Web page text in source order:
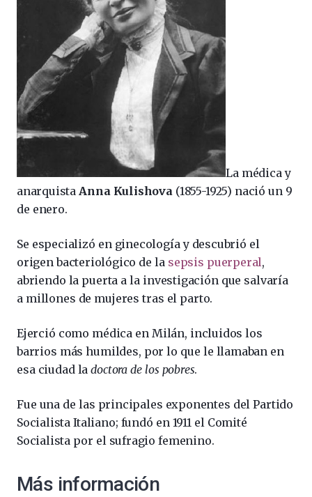
La médica y
anarquista Anna Kulishova (1855-1925) nació un 9
de enero.
Se especializó en ginecología y descubrió el
origen bacteriológico de la sepsis puerperal,
abriendo la puerta a la investigación que salvaría
a millones de mujeres tras el parto.
Ejerció como médica en Milán, incluidos los
barrios más humildes, por lo que le llamaban en
esa ciudad ladoctora de los pobres.
Fue una de las principales exponentes del Partido
Socialista Italiano; fundó en 1911 el Comité
Socialista por el sufragio femenino.
Más información